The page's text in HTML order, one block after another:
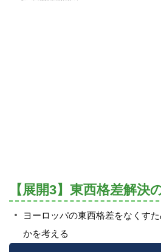
【展開3】東西格差解決
ヨーロッパの東西格差をなくす
かを考える